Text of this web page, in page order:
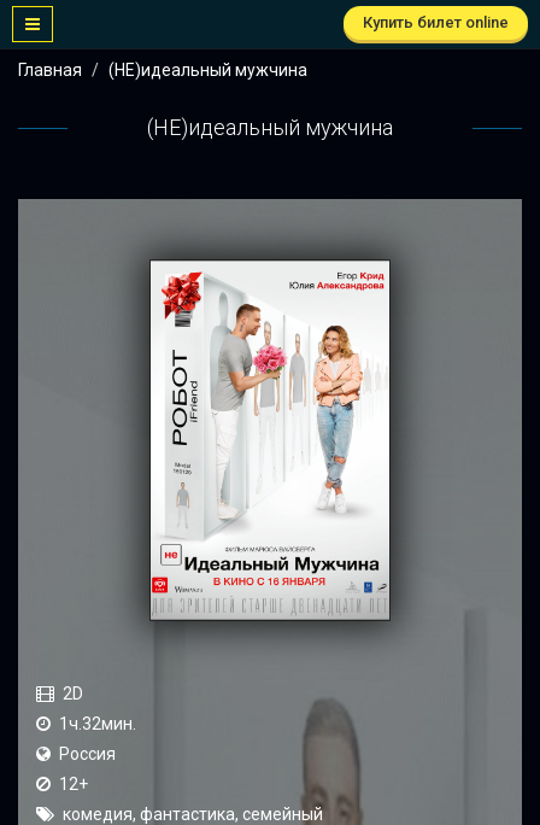
Купить билет online
Главная (НЕ)идеальный мужчина
(НЕ)идеальный мужчина
2D
1ч.32мин.
Россия
12+
комедия, фантастика, семейный